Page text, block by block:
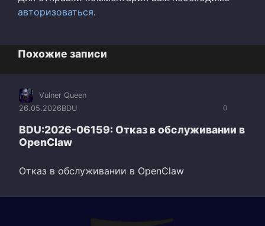
авторизоваться.
Похожие записи
0
Vulner Queen
26.05.2026BDU
BDU:2026-06159: Отказ в обслуживании в
OpenClaw
Отказ в обслуживании в OpenClaw